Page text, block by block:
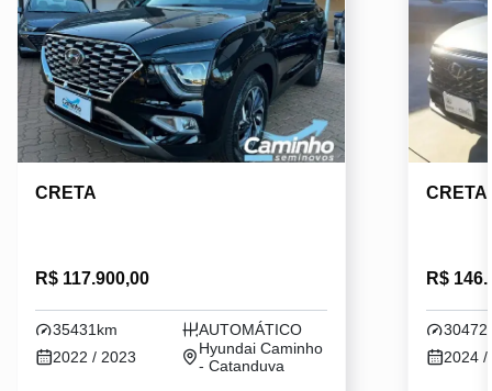
CRETA
R$ 117.900,00
35431km
AUTOMÁTICO
2022 / 2023
Hyundai Caminho
- Catanduva
CRETA
R$
2024 /